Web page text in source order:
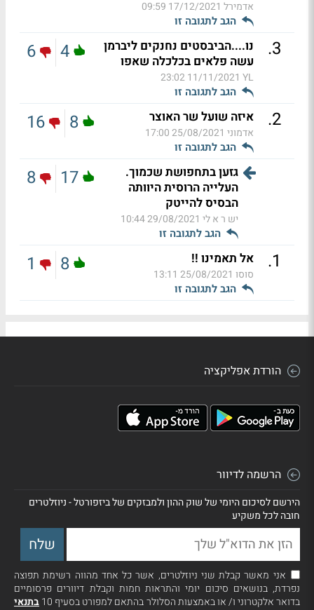
אדמירל 17/12/2021 09:59
הגב לתגובה זו
3
.
נו....הביבסטים נחנקים ליברמן
עשה פלאים בכלכלה שאפו
YL
11/11/2021 23:02
הגב לתגובה זו
4
6
2
. איזה שועל שר האוצר
אדמוני 25/08/2021 17:00
הגב לתגובה זו
8
16
גזען בתחפושת שכמוך.
העלייה הרוסית היוותה
הבסיס להייטק
יש ר א לי 29/08/2021 10:44
הגב לתגובה זו
17
8
1
. אל תאמינו !!
סוסו 25/08/2021 13:11
הגב לתגובה זו
8
1
הורדת אפליקציה
הרשמה לדיוור
הירשם לסיכום היומי של שוק ההון ולמבזקים של ביזפורטל - ניוזלטרים
חובה לכל משקיע
אני מאשר קבלת שני ניוזלטרים, אשר כל אחד מהווה רשימת תפוצה
נפרדת, בנושאים סיכום יומי והתראות חמות וקבלת דיוורים פרסומיים
בדואר אלקטרוני ו/ או באמצעות הסלולר בהתאם למפורט בסעיף 10
בתנאי